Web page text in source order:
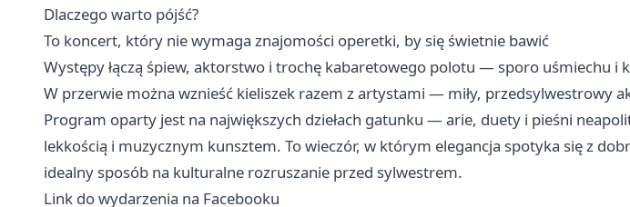
Dlaczego warto pójść?
To koncert, który nie wymaga znajomości operetki, by się świetnie bawić
Występy łączą śpiew, aktorstwo i trochę kabaretowego polotu — sporo uśmiechu i
W przerwie można wznieść kieliszek razem z artystami — miły, przedsylwestrowy
Program oparty jest na największych dziełach gatunku — arie, duety i pieśni
lekkością i muzycznym kunsztem. To wieczór, w którym elegancja spotyka się z
idealny sposób na kulturalne rozruszanie przed sylwestrem.
Link do wydarzenia na Facebooku